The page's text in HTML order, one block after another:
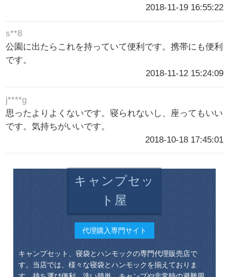
2018-11-19 16:55:22
s**8
公園に出たらこれを持っていて便利です。携帯にも便利
です。
2018-11-12 15:24:09
j****g
思ったよりよくないです。寝られないし、座ってもいい
です。気持ちがいいです。
2018-10-18 17:45:01
キャンプセッ
ト屋
代理購入専門サイト
キャンプセット、寝袋とハンモックの専門代理販売店で
す。当店では、様々な寝袋とハンモックを揃えておりま